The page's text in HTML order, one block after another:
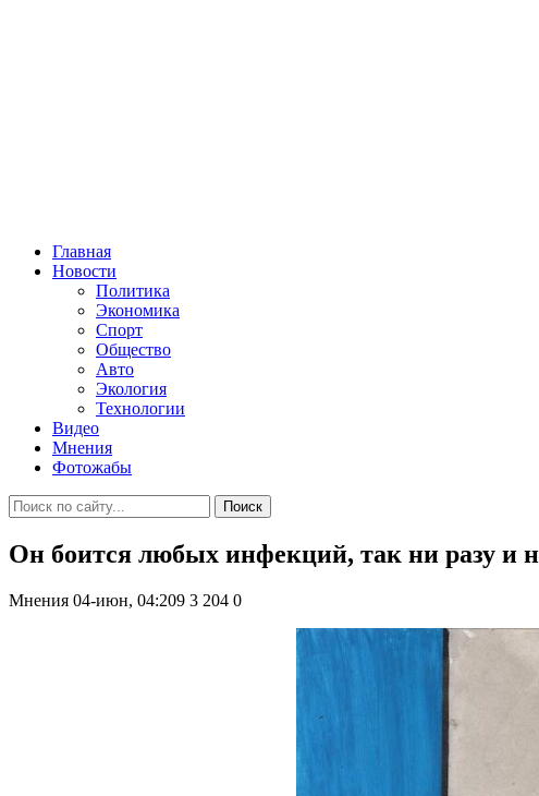
Главная
Новости
Политика
Экономика
Спорт
Общество
Авто
Экология
Технологии
Видео
Мнения
Фотожабы
Поиск
Он боится любых инфекций, так ни разу и
Мнения 04-июн, 04:209 3 204 0